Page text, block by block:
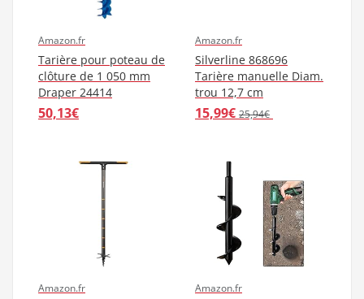
Amazon.fr
Tarière pour poteau de
clôture de 1 050 mm
Draper 24414
50,13€
Amazon.fr
Silverline 868696
Tarière manuelle Diam.
trou 12,7 cm
15,99€ 25,94€
Amazon.fr Amazon.fr